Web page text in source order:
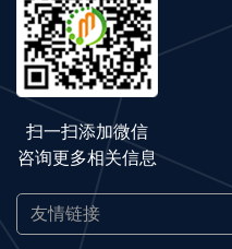
扫一扫添加微信
咨询更多相关信息